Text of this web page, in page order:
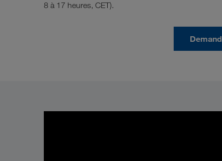
8 à 17 heures, CET).